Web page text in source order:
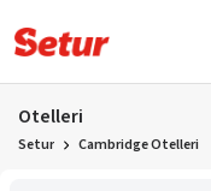
Otelleri
Setur Cambridge Otelleri